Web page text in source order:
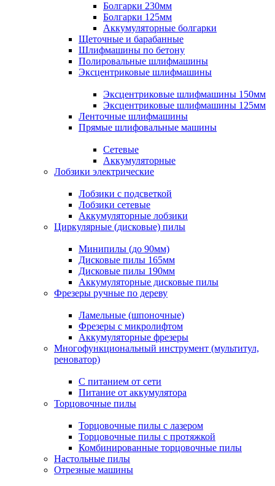
Болгарки 230мм
Болгарки 125мм
Аккумуляторные болгарки
Щеточные и барабанные
Шлифмашины по бетону
Полировальные шлифмашины
Эксцентриковые шлифмашины
Эксцентриковые шлифмашины 150мм
Эксцентриковые шлифмашины 125мм
Ленточные шлифмашины
Прямые шлифовальные машины
Сетевые
Аккумуляторные
Лобзики электрические
Лобзики с подсветкой
Лобзики сетевые
Аккумуляторные лобзики
Циркулярные (дисковые) пилы
Минипилы (до 90мм)
Дисковые пилы 165мм
Дисковые пилы 190мм
Аккумуляторные дисковые пилы
Фрезеры ручные по дереву
Ламельные (шпоночные)
Фрезеры с микролифтом
Аккумуляторные фрезеры
Многофункциональный инструмент (мультитул,
реноватор)
С питанием от сети
Питание от аккумулятора
Торцовочные пилы
Торцовочные пилы с лазером
Торцовочные пилы с протяжкой
Комбинированные торцовочные пилы
Настольные пилы
Отрезные машины